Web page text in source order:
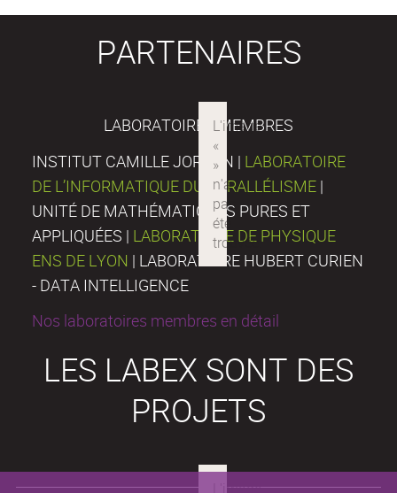
PARTENAIRES
LABORATOIRES MEMBRES
INSTITUT CAMILLE JORDAN | LABORATOIRE
DE L’INFORMATIQUE DU PARALLÉLISME |
UNITÉ DE MATHÉMATIQUES PURES ET
APPLIQUÉES | LABORATOIRE DE PHYSIQUE
ENS DE LYON | LABORATOIRE HUBERT CURIEN
- DATA INTELLIGENCE
Nos laboratoires membres en détail
LES LABEX SONT DES
PROJETS